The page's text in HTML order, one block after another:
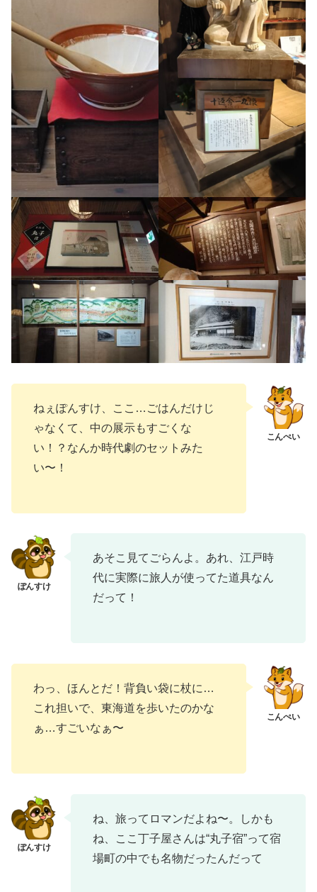
ねぇぽんすけ、ここ…ごはんだけじ
ゃなくて、中の展示もすごくな
い！？なんか時代劇のセットみた
い〜！
あそこ見てごらんよ。あれ、江戸時
代に実際に旅人が使ってた道具なん
だって！
わっ、ほんとだ！背負い袋に杖に…
これ担いで、東海道を歩いたのかな
ぁ…すごいなぁ〜
ね、旅ってロマンだよね〜。しかも
ね、ここ丁子屋さんは“丸子宿”って宿
場町の中でも名物だったんだって